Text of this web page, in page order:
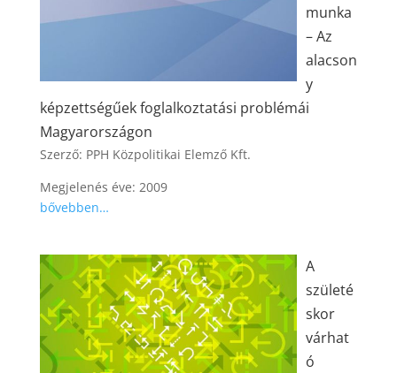
munka
– Az
alacson
y
képzettségűek foglalkoztatási problémái
Magyarországon
Szerző: PPH Közpolitikai Elemző Kft.
Megjelenés éve: 2009
bővebben…
A
születé
skor
várhat
ó